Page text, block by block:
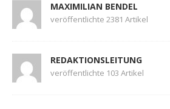
MAXIMILIAN BENDEL
veröffentlichte 2381 Artikel
REDAKTIONSLEITUNG
veröffentlichte 103 Artikel